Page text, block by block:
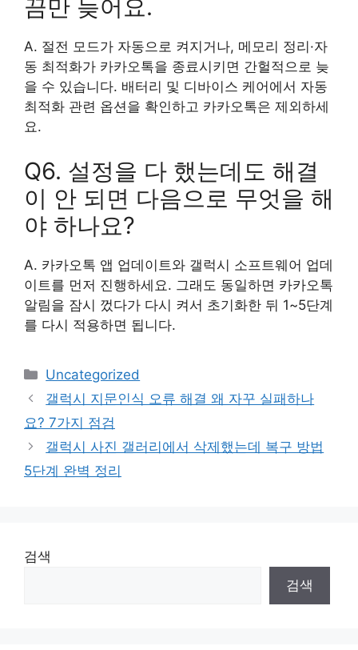
끔만 늦어요.
A. 절전 모드가 자동으로 켜지거나, 메모리 정리·자
동 최적화가 카카오톡을 종료시키면 간헐적으로 늦
을 수 있습니다. 배터리 및 디바이스 케어에서 자동
최적화 관련 옵션을 확인하고 카카오톡은 제외하세
요.
Q6. 설정을 다 했는데도 해결
이 안 되면 다음으로 무엇을 해
야 하나요?
A. 카카오톡 앱 업데이트와 갤럭시 소프트웨어 업데
이트를 먼저 진행하세요. 그래도 동일하면 카카오톡
알림을 잠시 껐다가 다시 켜서 초기화한 뒤 1~5단계
를 다시 적용하면 됩니다.
카
테
리
Uncategorized
갤럭시 지문인식 오류 해결 왜 자꾸 실패하나
요? 7가지 점검
갤럭시 사진 갤러리에서 삭제했는데 복구 방법
5단계 완벽 정리
검색
검색